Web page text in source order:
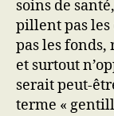
soins de
pillent pas les
pas les
et surtout
serait peut-
terme «